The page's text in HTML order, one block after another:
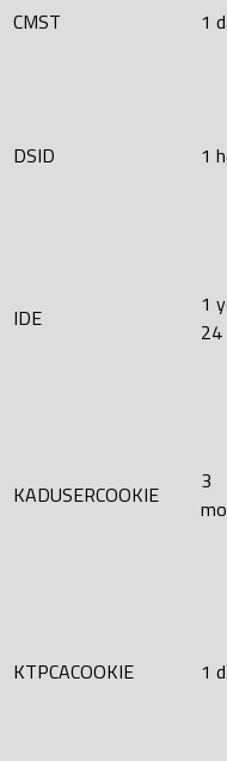
CMST 1
DSID 1
IDE
1
24
KADUSERCOOKIE
3
KTPCACOOKIE 1